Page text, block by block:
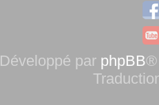
Développé par phpBB®